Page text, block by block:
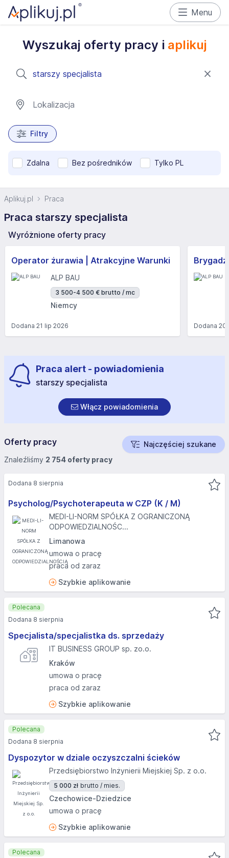
Menu
Wyszukaj oferty pracy i aplikuj
Filtry
Zdalna Bez pośredników Tylko PL
Aplikuj.pl Praca
Praca starszy specjalista
Wyróżnione oferty pracy
Operator żurawia | Atrakcyjne Warunki
ALP BAU
3 500-4 500 € brutto / mc
Niemcy
Dodana 21 lip 2026 Dodana20
Praca alert - powiadomienia
starszy specjalista
Włącz powiadomienia
Oferty pracy
Najczęściej szukane
Znaleźliśmy 2 754 oferty pracy
Psycholog/Psychoterapeuta w CZP (K / M)
MEDI-LI-NORM SPÓŁKA Z OGRANICZONĄ
ODPOWIEDZIALNOŚC...
Limanowa
umowa o pracę
praca od zaraz
Szybkie aplikowanie
Dodana 8 sierpnia
Specjalista/specjalistka ds. sprzedaży
IT BUSINESS GROUP sp. zo.o.
Kraków
umowa o pracę
praca od zaraz
Szybkie aplikowanie
Polecana
Dodana 8 sierpnia
Dyspozytor w dziale oczyszczalni ścieków
Przedsiębiorstwo Inżynierii Miejskiej Sp. z o.o.
5 000 zł brutto / mies.
Czechowice-Dziedzice
umowa o pracę
Szybkie aplikowanie
Polecana
Dodana 8 sierpnia
Polecana